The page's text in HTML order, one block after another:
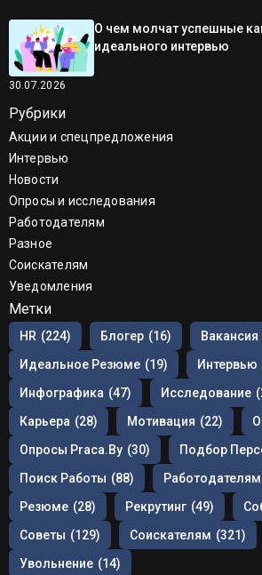
30.07.2026
О чем молчат успешные
идеального интервью
Рубрики
Акции и спецпредложения
Интервью
Новости
Опросы и исследования
Работодателям
Разное
Соискателям
Уведомления
Метки
HR (224) Блогер (16) Вакансия
Идеальное Резюме (19) Интервью
Инфографика (47) Исследование
Карьера (28) Мотивация (22)
Опросы Praca.by (30) Подбор
Поиск Работы (88) Работодателям
Резюме (28) Рекрутинг (49)
Советы (129) Соискателям (321)
Увольнение (14)